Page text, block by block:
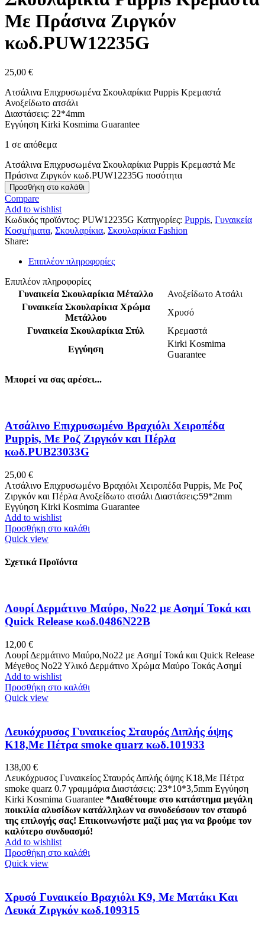
Με Πράσινα Ζιργκόν
κωδ.PUW12235G
25,00 €
Ατσάλινα Επιχρυσωμένα Σκουλαρίκια Puppis Κρεμαστά
Ανοξείδωτο ατσάλι
Διαστάσεις: 22*4mm
Εγγύηση Kirki Kosmima Guarantee
1 σε απόθεμα
Ατσάλινα Επιχρυσωμένα Σκουλαρίκια Puppis Κρεμαστά Με
Πράσινα Ζιργκόν κωδ.PUW12235G ποσότητα
Προσθήκη στο καλάθι
Compare
Add to wishlist
Κωδικός προϊόντος: PUW12235G Κατηγορίες: Puppis, Γυναικεία
Κοσμήματα, Σκουλαρίκια, Σκουλαρίκια Fashion
Share:
Επιπλέον πληροφορίες
Επιπλέον πληροφορίες
Γυναικεία Σκουλαρίκια Μέταλλο
Ανοξείδωτο Ατσάλι
Γυναικεία Σκουλαρίκια Χρώμα
Μετάλλου
Χρυσό
Γυναικεία Σκουλαρίκια Στύλ
Κρεμαστά
Εγγύηση
Kirki Kosmima
Guarantee
Μπορεί να σας αρέσει...
Ατσάλινο Επιχρυσωμένο Βραχιόλι Χειροπέδα
Puppis, Με Ροζ Ζιργκόν και Πέρλα
κωδ.PUB23033G
25,00 €
Ατσάλινο Επιχρυσωμένο Βραχιόλι Χειροπέδα Puppis, Με Ροζ
Ζιργκόν και Πέρλα Ανοξείδωτο ατσάλι Διαστάσεις:59*2mm
Εγγύηση Kirki Kosmima Guarantee
Add to wishlist
Προσθήκη στο καλάθι
Quick view
Σχετικά Προϊόντα
Λουρί Δερμάτινο Μαύρο, No22 με Ασημί Τοκά και
Quick Release κωδ.0486N22B
12,00 €
Λουρί Δερμάτινο Μαύρο,No22 με Ασημί Τοκά και Quick Release
Μέγεθος Νο22 Υλικό Δερμάτινο Χρώμα Μαύρο Τοκάς Ασημί
Add to wishlist
Προσθήκη στο καλάθι
Quick view
Λευκόχρυσος Γυναικείος Σταυρός Διπλής όψης
Κ18,Με Πέτρα smoke quarz κωδ.101933
138,00 €
Λευκόχρυσος Γυναικείος Σταυρός Διπλής όψης Κ18,Με Πέτρα
smoke quarz 0.7 γραμμάρια Διαστάσεις: 23*10*3,5mm Εγγύηση
Kirki Kosmima Guarantee *Διαθέτουμε στο κατάστημα μεγάλη
ποικιλία αλυσίδων κατάλληλων να συνοδεύσουν τον σταυρό
της επιλογής σας! Επικοινωνήστε μαζί μας για να βρούμε τον
καλύτερο συνδυασμό!
Add to wishlist
Προσθήκη στο καλάθι
Quick view
Χρυσό Γυναικείο Βραχιόλι Κ9, Με Ματάκι Και
Λευκά Ζιργκόν κωδ.109315